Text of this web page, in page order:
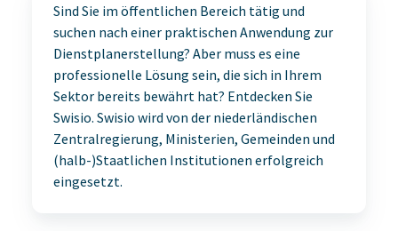
Sind Sie im öffentlichen Bereich tätig und
suchen nach einer praktischen Anwendung zur
Dienstplanerstellung? Aber muss es eine
professionelle Lösung sein, die sich in Ihrem
Sektor bereits bewährt hat? Entdecken Sie
Swisio. Swisio wird von der niederländischen
Zentralregierung, Ministerien, Gemeinden und
(halb-)Staatlichen Institutionen erfolgreich
eingesetzt.